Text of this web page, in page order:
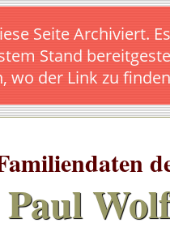
Seite Archiviert.
Stand
wo der Link zu
Paul